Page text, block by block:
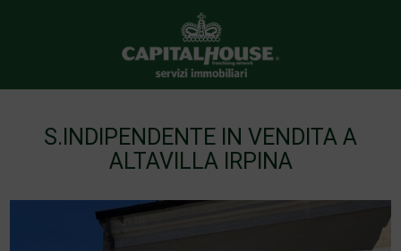
S.INDIPENDENTE IN VENDITA A
ALTAVILLA IRPINA